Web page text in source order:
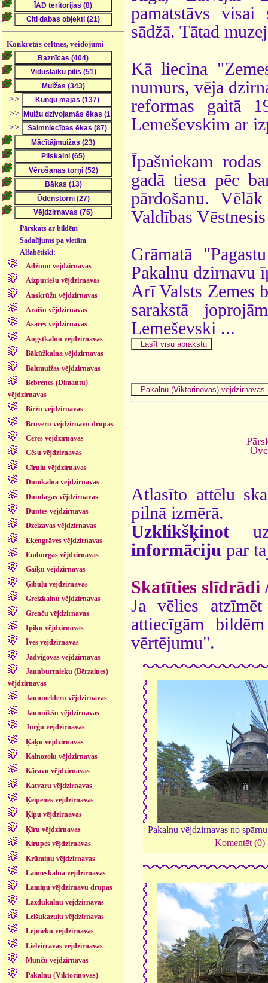
Konkrētas celtnes, veidojumi
>>
>>
>>
Pārskats ar bildēm
Sadalījums pa vietām
Alfabētiski:
Ādžūnu vējdzirnavas
Aizpuriešu vējdzirnavas
Anskrūžu vējdzirnavas
Āraišu vējdzirnavas
Asares vējdzirnavas
Augstkalnu vējdzirnavas
Bākūžkalna vējdzirnavas
Baltmuižas vējdzirnavas
Bebrenes (Dimantu)
vējdzirnavas
Biržu vējdzirnavas
Brūveru vējdzirnavu drupas
Cēres vējdzirnavas
Cēsu vējdzirnavas
Cīruļu vējdzirnavas
Dūmkalna vējdzirnavas
Dundagas vējdzirnavas
Duntes vējdzirnavas
Dzelzavas vējdzirnavas
Eķengrāves vējdzirnavas
Emburgas vējdzirnavas
Gaiķu vējdzirnavas
Ģibuļu vējdzirnavas
Greizkalnu vējdzirnavas
Grenču vējdzirnavas
Ipiķu vējdzirnavas
Īves vējdzirnavas
Jadvigovas vējdzirnavas
Jaunburtnieku (Bērzaines)
vējdzirnavas
Jaunmelderu vējdzirnavas
Jaunnikšu vējdzirnavas
Jurģu vējdzirnavas
Ķāķu vējdzirnavas
Kalnozolu vējdzirnavas
Kāravu vējdzirnavas
Katvaru vējdzirnavas
Ķeipenes vējdzirnavas
Ķipu vējdzirnavas
Ķīru vējdzirnavas
Ķirupes vējdzirnavas
Krūmiņu vējdzirnavas
Laimeskalna vējdzirnavas
Lamiņu vējdzirnavu drupas
Lazdukalnu vējdzirnavas
Leišukazuļu vējdzirnavas
Lejnieku vējdzirnavas
Lielvircavas vējdzirnavas
Munču vējdzirnavas
Pakalnu (Viktorinovas)
pamatstāvs
sādžā. Tātad
Kā liecina
numurs, vēja
reformas gaitā
Lemeševskim ar
Īpašniekam
gadā tiesa pēc
pārdošanu.
Valdības
Grāmatā
Pakalnu dzirnavu
Arī Valsts Zemes
sarakstā
Lemeševski ...
Atlasīto attēlu
pilnā izmērā.
Uzklikšķinot
informāciju par
Skatīties slīdrādi
Ja vēlies
attiecīgām
vērtējumu".
Pakalnu vējdzirnavas no
Komentēt (0)